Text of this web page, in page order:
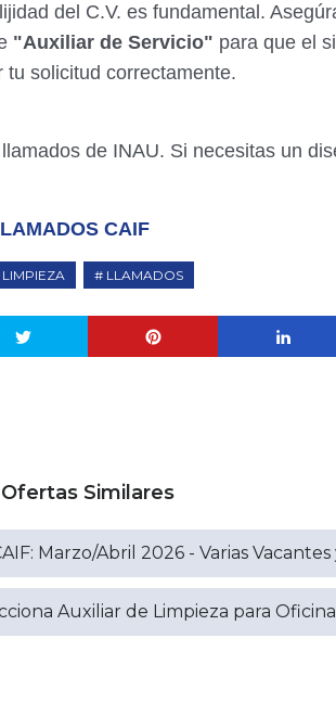
del C.V. es fundamental.
"Auxiliar de Servicio" para que el
solicitud correctamente.
de INAU. Si necesitas un
CAIF
LIMPIEZA LLAMADOS
Ofertas Similares
Marzo/Abril 2026 - Varias
Auxiliar de Limpieza para